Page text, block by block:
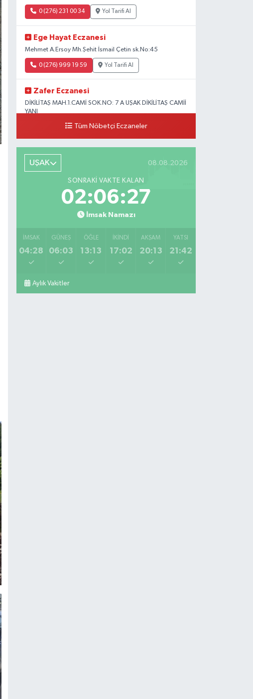
0 (276) 231 00 34 Yol Tarifi Al
Ege Hayat Eczanesi
Mehmet A.Ersoy Mh.Şehit İsmail Çetin sk.No:45
0 (276) 999 19 59 Yol Tarifi Al
Zafer Eczanesi
DİKİLİTAŞ MAH.1.CAMİ SOK.NO: 7 A UŞAK DİKİLİTAŞ CAMİİ
YANI
0 (276) 223 12 53 Yol Tarifi Al
Tüm Nöbetçi Eczaneler
UŞAK 08.08.2026
SONRAKI VAKTE KALAN
02:06:25
İmsak Namazı
İMSAK
04:28
GÜNEŞ
06:03
ÖĞLE
13:13
İKINDI
17:02
AKŞAM
20:13
YATSI
21:42
Aylık Vakitler